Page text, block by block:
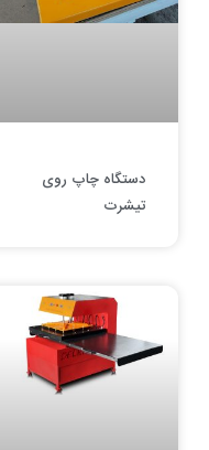
دستگاه چاپ روی
تیشرت